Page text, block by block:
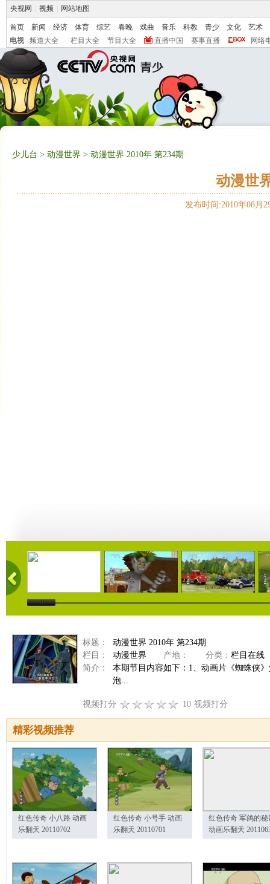
央视网 视频 网站地图
首页 新闻 经济 体育 综艺 春晚 戏曲 音乐 科教 青少 文化
艺术
电视
频道大全 栏目大全 节目大全 直播中国 赛事直播 网络
少儿台 > 动漫世界 > 动漫世界 2010年 第234期
动漫世
发布时间:2010年08月
11:10 10:17 09:13
标题：
动漫世界 2010年 第234期
栏目：
动漫世界 产地： 分类： 栏目在线
简介：
本期节目内容如下：1、动画片《蜘蛛侠
泡...
视频打分 10 视频打分
精彩视频推荐
红色传奇 小八路 动画
乐翻天 20110702
红色传奇 小号手 动画
乐翻天 20110701
红色传奇 军鸽的秘
动画乐翻天